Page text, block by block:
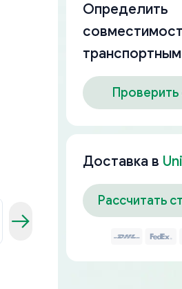
Определить
Доставка в
Рассчитать